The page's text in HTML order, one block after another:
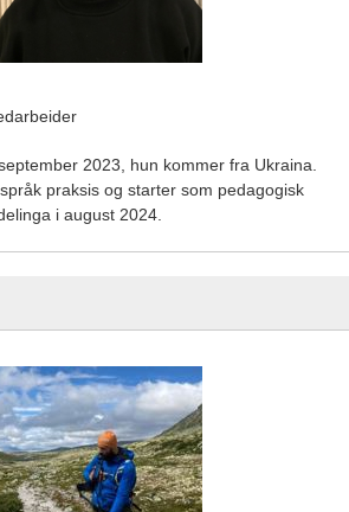
2023, hun kommer fra Ukraina.
praksis og starter som pedagogisk
i august 2024.